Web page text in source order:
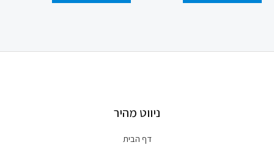
ניווט מהיר
דף הבית